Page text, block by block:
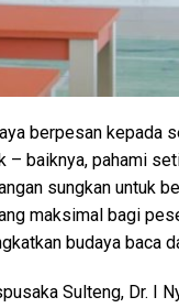
berpesan kepada
baiknya, pahami
sungkan untuk
maksimal bagi
budaya baca
Sulteng, Dr. I